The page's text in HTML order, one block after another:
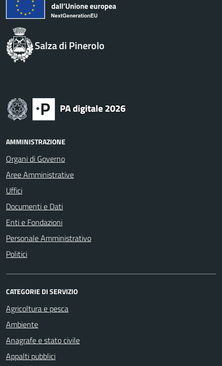
Salza di Pinerolo
AMMINISTRAZIONE
Organi di Governo
Aree Amministrative
Uffici
Documenti e Dati
Enti e Fondazioni
Personale Amministrativo
Politici
CATEGORIE DI SERVIZIO
Agricoltura e pesca
Ambiente
Anagrafe e stato civile
Appalti pubblici